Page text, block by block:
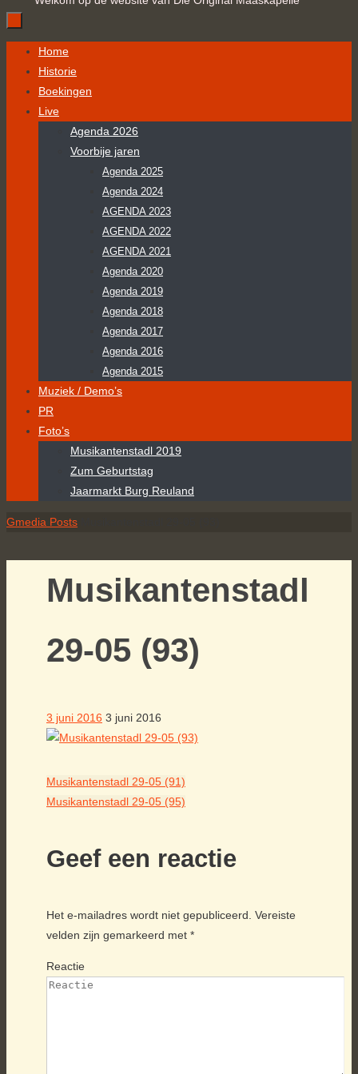
naar
inhoud
Home
Historie
Boekingen
Live
Agenda 2026
Voorbije jaren
Agenda 2025
Agenda 2024
AGENDA 2023
AGENDA 2022
AGENDA 2021
Agenda 2020
Agenda 2019
Agenda 2018
Agenda 2017
Agenda 2016
Agenda 2015
Muziek / Demo’s
PR
Foto’s
Musikantenstadl 2019
Zum Geburtstag
Jaarmarkt Burg Reuland
Home
Gmedia Posts
Musikantenstadl
29-05 (93)
3 juni 2016 3 juni 2016
Musikantenstadl 29-05 (91)
Musikantenstadl 29-05 (95)
Geef een reactie
Het e-mailadres wordt niet gepubliceerd. Vereiste
velden zijn gemarkeerd met *
Reactie